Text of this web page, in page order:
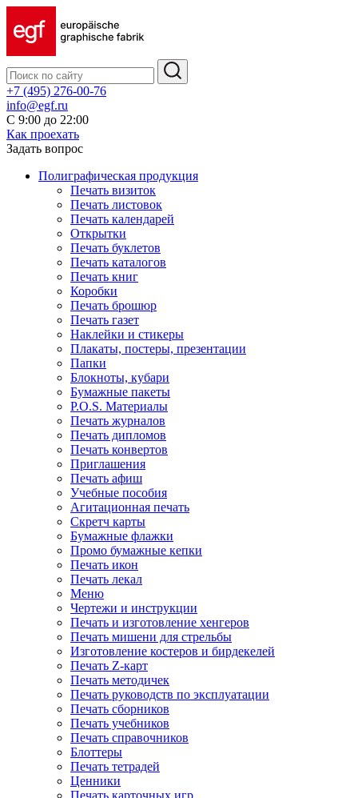
+7 (495) 276-00-76
info@egf.ru
С 9:00 до 22:00
Как проехать
Задать вопрос
Полиграфическая продукция
Печать визиток
Печать листовок
Печать календарей
Открытки
Печать буклетов
Печать каталогов
Печать книг
Коробки
Печать брошюр
Печать газет
Наклейки и стикеры
Плакаты, постеры, презентации
Папки
Блокноты, кубари
Бумажные пакеты
P.O.S. Материалы
Печать журналов
Печать дипломов
Печать конвертов
Приглашения
Печать афиш
Учебные пособия
Агитационная печать
Скретч карты
Бумажные флажки
Промо бумажные кепки
Печать икон
Печать лекал
Меню
Чертежи и инструкции
Печать и изготовление хенгеров
Печать мишени для стрельбы
Изготовление костеров и бирдекелей
Печать Z-карт
Печать методичек
Печать руководств по эксплуатации
Печать сборников
Печать учебников
Печать справочников
Блоттеры
Печать тетрадей
Ценники
Печать карточных игр